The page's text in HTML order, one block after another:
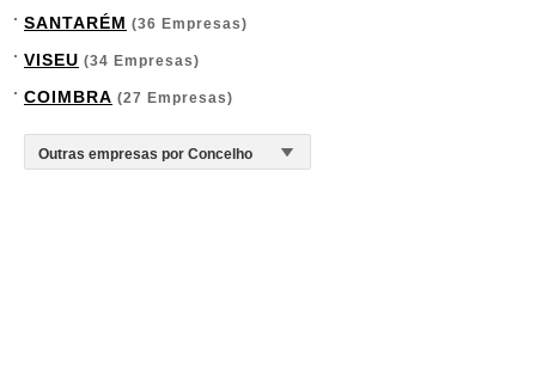
SANTARÉM (36 Empresas)
VISEU (34 Empresas)
COIMBRA (27 Empresas)